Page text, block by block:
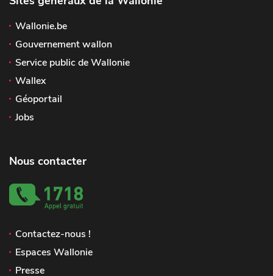
Wallonie.be
Gouvernement wallon
Service public de Wallonie
Wallex
Géoportail
Jobs
Nous contacter
Contactez-nous !
Espaces Wallonie
Presse